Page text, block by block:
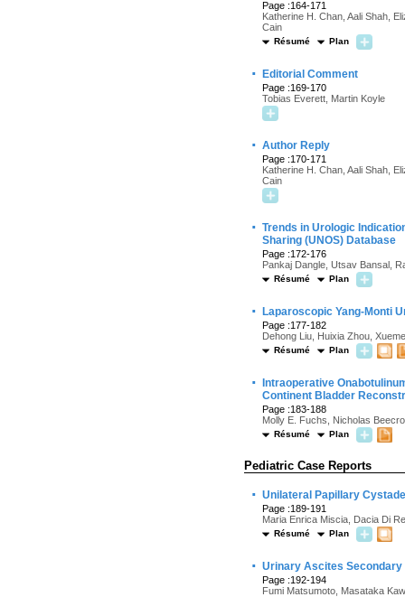
Page :164-171
Katherine H. Chan, Aali Shah,
Cain
Résumé Plan
· Editorial Comment
Page :169-170
Tobias Everett, Martin Koyle
· Author Reply
Page :170-171
Katherine H. Chan, Aali Shah,
Cain
· Trends in Urologic
Sharing (UNOS) Database
Page :172-176
Pankaj Dangle, Utsav Bansal,
Résumé Plan
· Laparoscopic Yang-Monti
Page :177-182
Dehong Liu, Huixia Zhou,
Résumé Plan
·
Intraoperative
Continent Bladder
Page :183-188
Molly E. Fuchs, Nicholas
Résumé Plan
Pediatric Case Reports
· Unilateral Papillary
Page :189-191
Maria Enrica Miscia, Dacia Di
Résumé Plan
· Urinary Ascites Secondary
Page :192-194
Fumi Matsumoto, Masataka